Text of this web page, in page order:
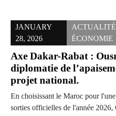
JANUARY
28, 2026
ACTUALITÉ
ÉCONOMIE
Axe Dakar-Rabat :
diplomatie de
projet national.
En choisissant le Maroc pour
sorties officielles de l'année